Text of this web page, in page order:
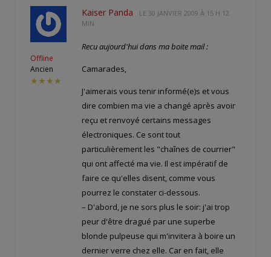
Offline
Ancien
★★★★
Kaiser Panda LE 30 JANVIER 2009 À 15 H 12
MIN
Recu aujourd'hui dans ma boite mail :
Camarades,
J'aimerais vous tenir informé(e)s et vous
dire combien ma vie a changé après avoir
reçu et renvoyé certains messages
électroniques. Ce sont tout
particulièrement les "chaînes de courrier"
qui ont affecté ma vie. Il est impératif de
faire ce qu'elles disent, comme vous
pourrez le constater ci-dessous.
– D'abord, je ne sors plus le soir: j'ai trop
peur d'être dragué par une superbe
blonde pulpeuse qui m'invitera à boire un
dernier verre chez elle. Car en fait, elle